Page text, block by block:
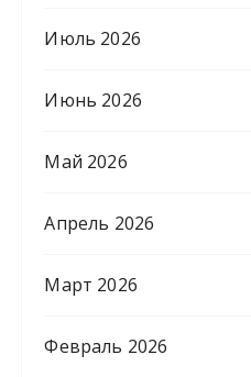
Июль 2026
Июнь 2026
Май 2026
Апрель 2026
Март 2026
Февраль 2026